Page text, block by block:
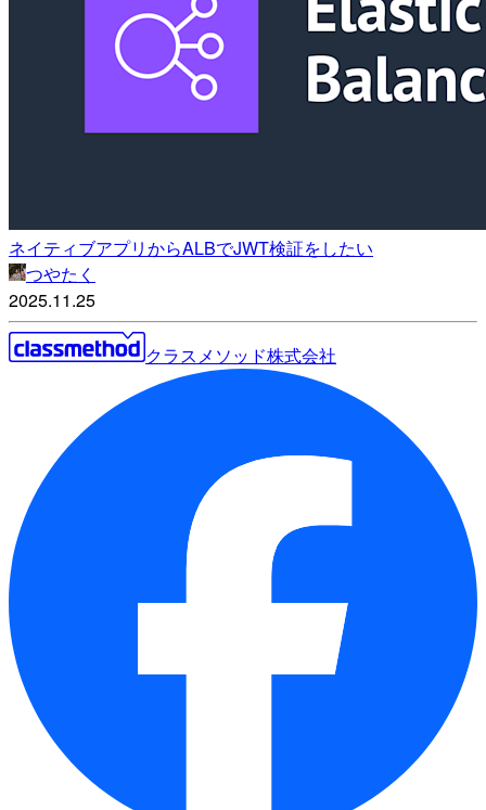
ネイティブアプリからALBでJWT検証をしたい
つやたく
2025.11.25
クラスメソッド株式会社